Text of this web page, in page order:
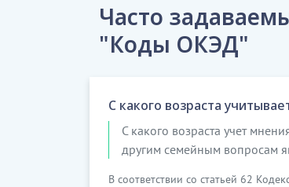
Часто
"Коды ОКЭД"
С какого возраста
С какого возраста учет
другим семейным вопросам
В соответствии со статьей 62